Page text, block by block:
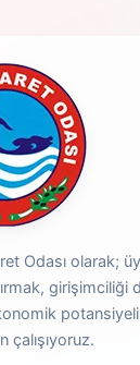
Odası olarak;
girişimciliği
çalışıyoruz.